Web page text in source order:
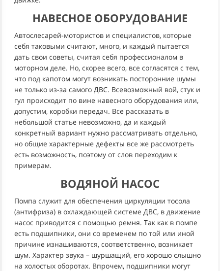
НАВЕСНОЕ ОБОРУДОВАНИЕ
Автослесарей-мотористов и специалистов, которые
себя таковыми считают, много, и каждый пытается
дать свои советы, считая себя профессионалом в
моторном деле. Но, скорее всего, все согласятся с тем,
что под капотом могут возникать посторонние шумы
не только из-за самого ДВС. Всевозможный вой, стук и
гул происходит по вине навесного оборудования или,
допустим, коробки передач. Все рассказать в
небольшой статье невозможно, да и каждый
конкретный вариант нужно рассматривать отдельно,
но общие характерные дефекты все же рассмотреть
есть возможность, поэтому от слов переходим к
примерам.
ВОДЯНОЙ НАСОС
Помпа служит для обеспечения циркуляции тосола
(антифриза) в охлаждающей системе ДВС, в движение
насос приводится с помощью ремня. Так как в помпе
есть подшипники, они со временем по той или иной
причине изнашиваются, соответственно, возникает
шум. Характер звука – шуршащий, его хорошо слышно
на холостых оборотах. Впрочем, подшипники могут